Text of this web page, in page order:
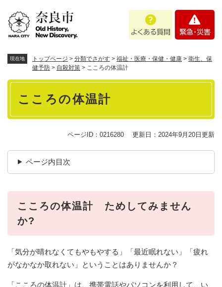
あ
問
・
現在地 トップページ > 分類でさがす > 福祉・医療・保健・健康 > 衛生、保
健予防 > 自殺対策 > こころの体温計
本
こころの体温計
ページID：0216280 更新日：2024年9月20日更新
ページ内目次
こころの体温計 ためしてみません
か?
「気分が晴れなくてもやもやする」「最近眠れない」「疲れ
がなかなか取れない」ということはありませんか？
「こころの体温計」は、携帯電話やパソコンを利用して、い